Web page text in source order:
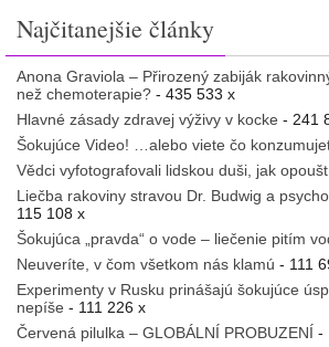
Najčitanejšie články
Anona Graviola – Přirozený zabiják
než chemoterapie? - 435 533 x
Hlavné zásady zdravej výživy v kocke - 241
Šokujúce Video! …alebo viete čo
Vědci vyfotografovali lidskou duši, jak
Liečba rakoviny stravou Dr. Budwig a
115 108 x
Šokujúca „pravda“ o vode – liečenie pitím
Neuveríte, v čom všetkom nás klamú - 111
Experimenty v Rusku prinášajú šokujúce
nepíše - 111 226 x
Červená pilulka – GLOBÁLNÍ PROBUZENÍ -